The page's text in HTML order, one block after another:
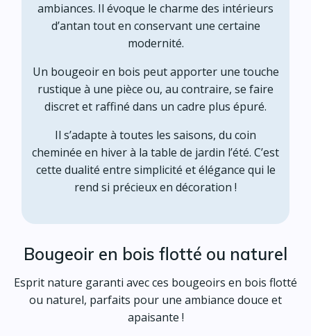
ambiances. Il évoque le charme des intérieurs
d’antan tout en conservant une certaine
modernité.
Un bougeoir en bois peut apporter une touche
rustique à une pièce ou, au contraire, se faire
discret et raffiné dans un cadre plus épuré.
Il s’adapte à toutes les saisons, du coin
cheminée en hiver à la table de jardin l’été. C’est
cette dualité entre simplicité et élégance qui le
rend si précieux en décoration !
Bougeoir en bois flotté ou naturel
Esprit nature garanti avec ces bougeoirs en bois flotté
ou naturel, parfaits pour une ambiance douce et
apaisante !